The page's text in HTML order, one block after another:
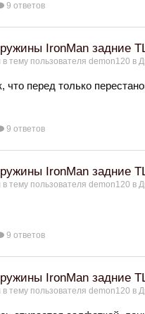
9 ответов
IronMan задние
в тему пользователя demon120 в
что перед только
9 ответов
IronMan задние
в тему пользователя demon120 в
9 ответов
IronMan задние
в тему пользователя demon120 в